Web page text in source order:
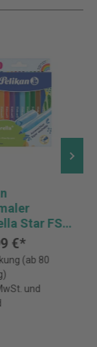
Star FS
€*
(ab 80
und